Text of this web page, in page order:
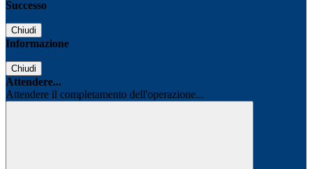
Successo
Chiudi
Informazione
Chiudi
Attendere...
Attendere il completamento dell'operazione...